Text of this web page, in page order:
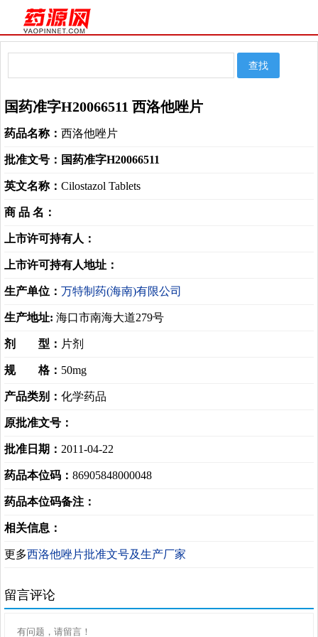
国药准字H20066511 西洛他唑片
药品名称： 西洛他唑片
批准文号： 国药准字H20066511
英文名称： Cilostazol Tablets
商 品 名：
上市许可持有人：
上市许可持有人地址：
生产单位： 万特制药(海南)有限公司
生产地址: 海口市南海大道279号
剂 型： 片剂
规 格： 50mg
产品类别： 化学药品
原批准文号：
批准日期： 2011-04-22
药品本位码： 86905848000048
药品本位码备注：
相关信息：
更多西洛他唑片批准文号及生产厂家
留言评论